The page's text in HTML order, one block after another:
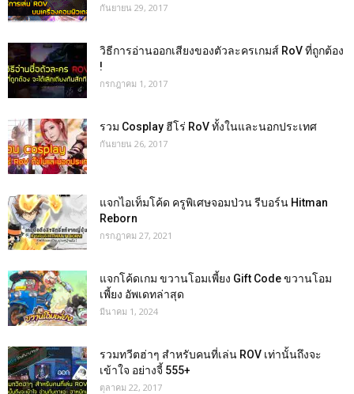
กันยายน 29, 2017
วิธีการอ่านออกเสียงของตัวละครเกมส์ RoV ที่ถูกต้อง
!
กรกฎาคม 1, 2017
รวม Cosplay ฮีโร่ RoV ทั้งในและนอกประเทศ
กันยายน 26, 2017
แจกไอเท็มโค้ด ครูพิเศษจอมป่วน รีบอร์น Hitman
Reborn
กรกฎาคม 27, 2021
แจกโค้ดเกม ขวานโอมเพี้ยง Gift Code ขวานโอม
เพี้ยง อัพเดทล่าสุด
มีนาคม 1, 2024
รวมทวีตฮ่าๆ สำหรับคนที่เล่น ROV เท่านั้นถึงจะ
เข้าใจ อย่างจี้ 555+
ตุลาคม 22, 2017